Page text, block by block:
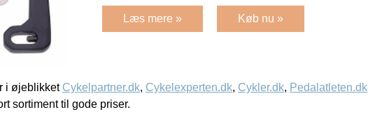
Læs mere » Køb nu »
i øjeblikket Cykelpartner.dk, Cykelexperten.dk, Cykler.dk, Pedalatleten.dk
sortiment til gode priser.